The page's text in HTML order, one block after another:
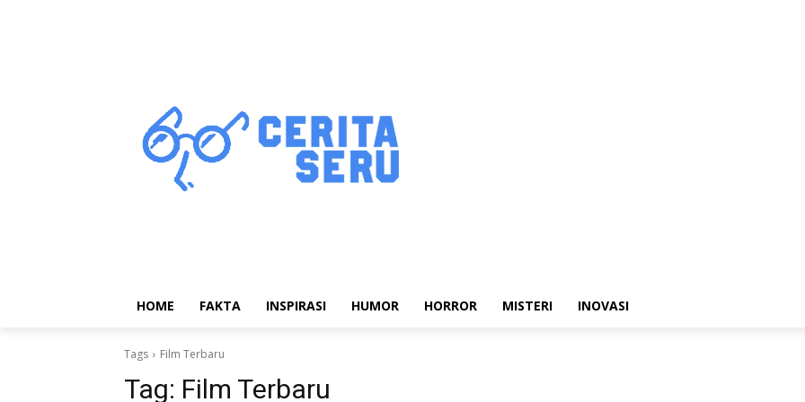
HOME FAKTA INSPIRASI HUMOR HORROR MISTERI INOVASI
Tags Film Terbaru
Tag: Film Terbaru